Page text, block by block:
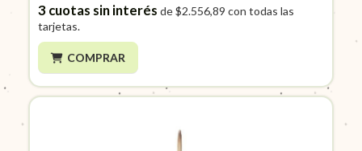
3cuotas sin interés de$2.556,89 con todas las
tarjetas.
COMPRAR